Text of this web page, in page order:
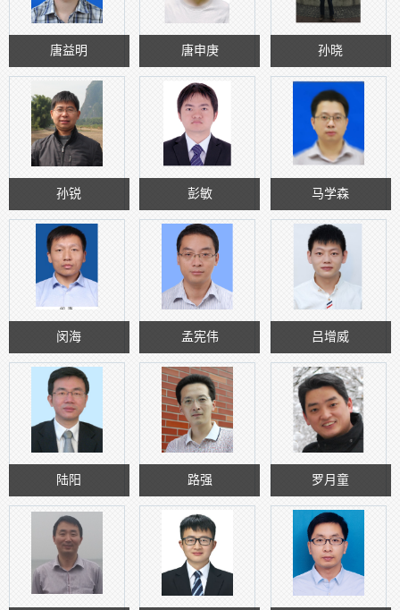
唐益明 唐申庚 孙晓
孙锐 彭敏 马学森
闵海 孟宪伟 吕增威
陆阳 路强 罗月童